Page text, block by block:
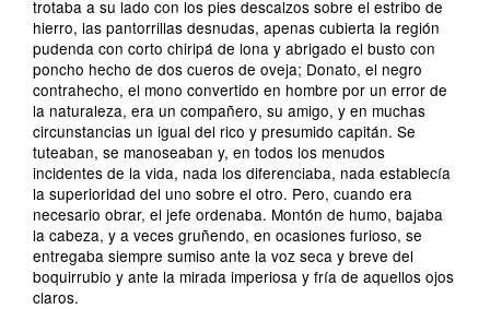
trotaba a su lado con los pies descalzos sobre el estribo de
hierro, las pantorrillas desnudas, apenas cubierta la región
pudenda con corto chiripá de lona y abrigado el busto con
poncho hecho de dos cueros de oveja; Donato, el negro
contrahecho, el mono convertido en hombre por un error de
la naturaleza, era un compañero, su amigo, y en muchas
circunstancias un igual del rico y presumido capitán. Se
tuteaban, se manoseaban y, en todos los menudos
incidentes de la vida, nada los diferenciaba, nada establecía
la superioridad del uno sobre el otro. Pero, cuando era
necesario obrar, el jefe ordenaba. Montón de humo, bajaba
la cabeza, y a veces gruñendo, en ocasiones furioso, se
entregaba siempre sumiso ante la voz seca y breve del
boquirrubio y ante la mirada imperiosa y fría de aquellos ojos
claros.